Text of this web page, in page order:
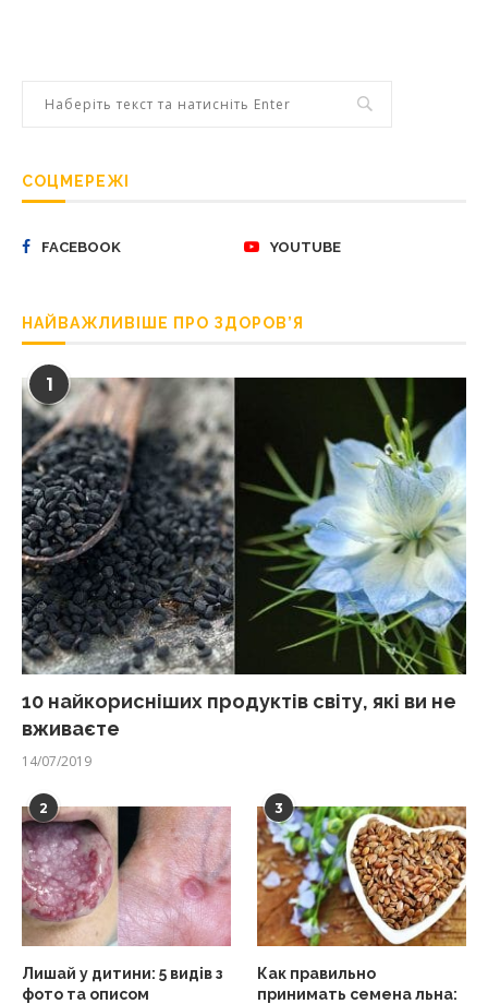
СОЦМЕРЕЖІ
FACEBOOK YOUTUBE
НАЙВАЖЛИВІШЕ ПРО ЗДОРОВ’Я
1
10 найкорисніших продуктів світу, які ви не
вживаєте
14/07/2019
2
Лишай у дитини: 5 видів з
фото та описом
3
Как правильно
принимать семена льна: